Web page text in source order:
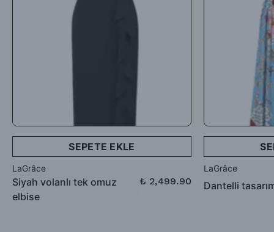
SEPETE EKLE
LaGrâce
Siyah volanlı tek omuz
elbise
₺ 2,499.90
LaGrâce
Dantelli